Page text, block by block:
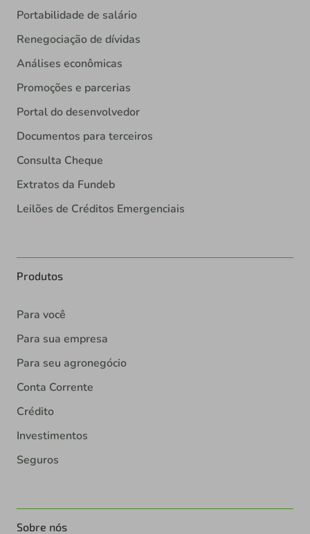
Portabilidade de salário
Renegociação de dívidas
Análises econômicas
Promoções e parcerias
Portal do desenvolvedor
Documentos para terceiros
Consulta Cheque
Extratos da Fundeb
Leilões de Créditos Emergenciais
Produtos
Para você
Para sua empresa
Para seu agronegócio
Conta Corrente
Crédito
Investimentos
Seguros
Sobre nós